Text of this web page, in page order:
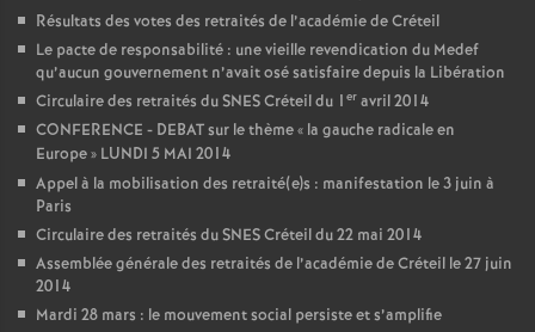
Résultats des votes des retraités de l’académie de Créteil
Le pacte de responsabilité : une vieille revendication du Medef
qu’aucun gouvernement n’avait osé satisfaire depuis la Libération
Circulaire des retraités duSNESCréteil du 1 er avril 2014
CONFERENCE - DEBATsur le thème « la gauche radicale en
Europe» LUNDI 5 MAI 2014
Appel à la mobilisation des retraité(e)s : manifestation le 3 juin à
Paris
Circulaire des retraités duSNESCréteil du 22 mai 2014
Assemblée générale des retraités de l’académie de Créteil le 27 juin
2014
Mardi 28 mars : le mouvement social persiste et s’amplifie